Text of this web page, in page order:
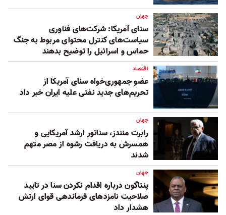
جهان
سنای آمریکا: شرکت‌های فناوری
سیاست‌های کنترل محتوای مربوط به جنگ
حماس و اسرائیل را توضیح بدهند
اقتصاد
عضو جمهوری‌خواه سنای آمریکا از
تحریم‌های جدید نفتی علیه ایران خبر داد
جهان
رابرت منندز، سناتور ارشد آمریکایی و
همسرش به دریافت رشوه از مصر متهم
شدند
جهان
پنتاگون درباره اقدام نکردن سنا در تایید
صلاحیت نامزدهای فرماندهی قوای ارتش
هشدار داد